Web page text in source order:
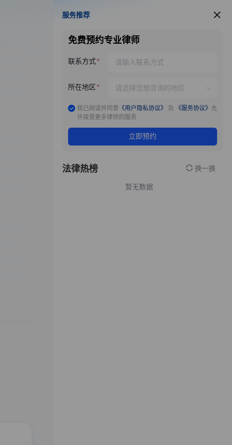
服务推荐
服务推荐
免费预约专业律师
联系方式
所在地区
我已阅读并同意 《用户隐私协议》 及 《服务协议》 允
许接受更多律师的服务
立即预约
法律热榜 换一换
暂无数据